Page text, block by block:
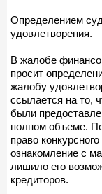
Определением
удовлетворения.
В жалобе
просит
жалобу
ссылается на то,
были
полном объеме.
право
ознакомление с
лишило его
кредиторов.